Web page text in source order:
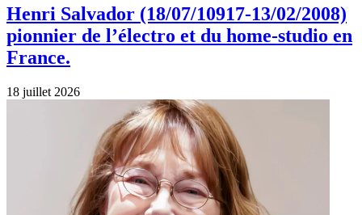
Henri Salvador (18/07/10917-13/02/2008)
pionnier de l’électro et du home‑studio en
France.
18 juillet 2026